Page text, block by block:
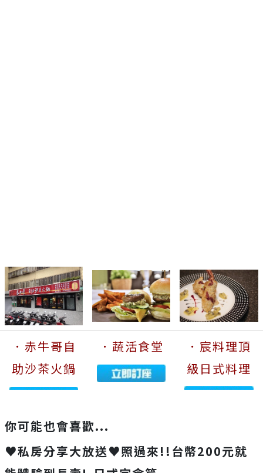
．赤牛哥自
助沙茶火鍋
．蔬活食堂
．宸料理頂
級日式料理
你可能也會喜歡...
♥私房分享大放送♥照過來!!台幣200元就